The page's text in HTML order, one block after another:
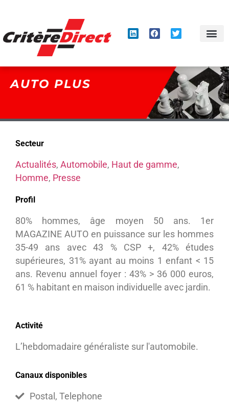
AUTO PLUS
Secteur
Actualités, Automobile, Haut de gamme,
Homme, Presse
Profil
80% hommes, âge moyen 50 ans. 1er
MAGAZINE AUTO en puissance sur les hommes
35-49 ans avec 43 % CSP +, 42% études
supérieures, 31% ayant au moins 1 enfant < 15
ans. Revenu annuel foyer : 43% > 36 000 euros,
61 % habitant en maison individuelle avec jardin.
Activité
L’hebdomadaire généraliste sur l'automobile.
Canaux disponibles
Postal, Telephone